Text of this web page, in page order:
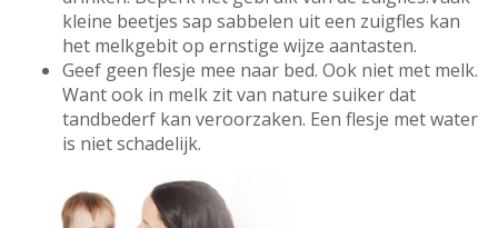
kleine beetjes sap sabbelen uit een zuigfles kan
het melkgebit op ernstige wijze aantasten.
Geef geen flesje mee naar bed. Ook niet met melk.
Want ook in melk zit van nature suiker dat
tandbederf kan veroorzaken. Een flesje met water
is niet schadelijk.